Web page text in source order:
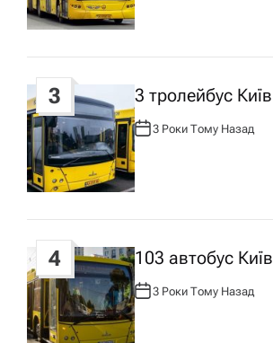
а
п
и
с
у
О
Р
:
3 3 тролейбус Київ
А
В
Т
О
Р
:
3 Роки Тому Назад
4 103 автобус Київ
А
В
Т
О
3 Роки Тому Назад